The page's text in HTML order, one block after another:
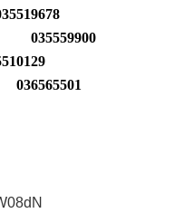
035559900